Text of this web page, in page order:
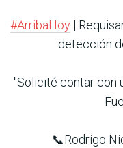
#ArribaHoy|
detección
"Solicité contar con
📞Rodrigo